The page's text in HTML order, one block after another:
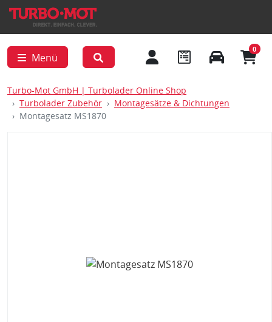
Menü
0
Turbo-Mot GmbH | Turbolader Online Shop
Turbolader Zubehör
Montagesätze & Dichtungen
Montagesatz MS1870